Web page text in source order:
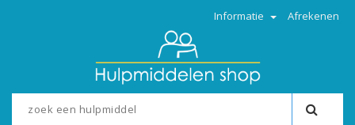
Informatie Afrekenen